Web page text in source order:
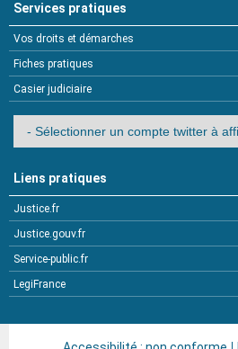
Services pratiques
Vos droits et démarches
Fiches pratiques
Casier judiciaire
Liens pratiques
Justice.fr
Justice.gouv.fr
Service-public.fr
LegiFrance